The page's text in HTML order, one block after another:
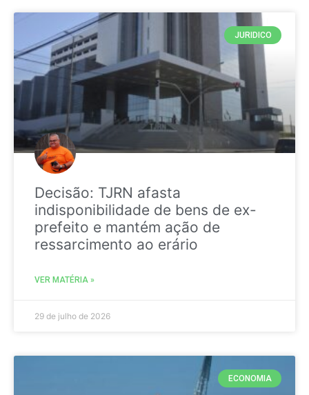
JURIDICO
Decisão: TJRN afasta
indisponibilidade de bens de ex-
prefeito e mantém ação de
ressarcimento ao erário
VER MATÉRIA »
29 de julho de 2026
ECONOMIA